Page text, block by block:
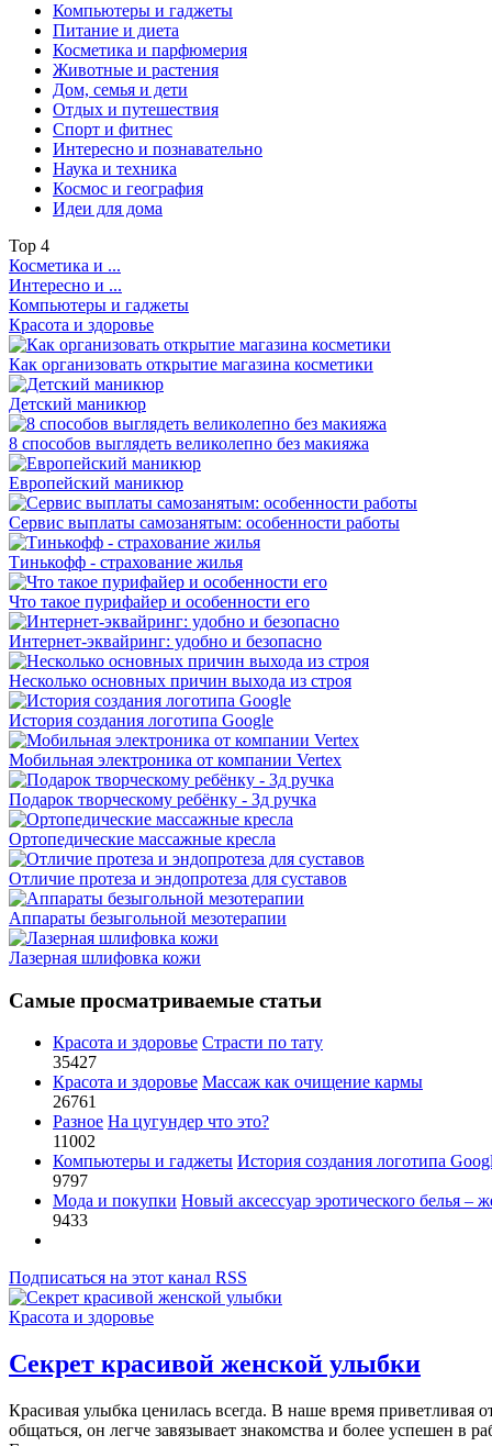
Компьютеры и гаджеты
Питание и диета
Косметика и парфюмерия
Животные и растения
Дом, семья и дети
Отдых и путешествия
Спорт и фитнес
Интересно и познавательно
Наука и техника
Космос и география
Идеи для дома
Top 4
Косметика и ...
Интересно и ...
Компьютеры и гаджеты
Красота и здоровье
Как организовать открытие магазина косметики
Детский маникюр
8 способов выглядеть великолепно без макияжа
Европейский маникюр
Сервис выплаты самозанятым: особенности работы
Тинькофф - страхование жилья
Что такое пурифайер и особенности его
Интернет-эквайринг: удобно и безопасно
Несколько основных причин выхода из строя
История создания логотипа Google
Мобильная электроника от компании Vertex
Подарок творческому ребёнку - 3д ручка
Ортопедические массажные кресла
Отличие протеза и эндопротеза для суставов
Аппараты безыгольной мезотерапии
Лазерная шлифовка кожи
Самые просматриваемые статьи
Красота и здоровье Страсти по тату
35427
Красота и здоровье Массаж как очищение кармы
26761
Разное На цугундер что это?
11002
Компьютеры и гаджеты История создания логотипа
9797
Мода и покупки Новый аксессуар эротического белья –
9433
Подписаться на этот канал RSS
Красота и здоровье
Секрет красивой женской улыбки
Красивая улыбка ценилась всегда. В наше время
общаться, он легче завязывает знакомства и более успешен